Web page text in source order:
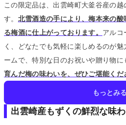
この限定品は、出雲崎町大釜谷産の
す。 北雪酒造の手により、梅本来の
る梅酒に仕上がっております。 アルコ
く、どなたでも気軽に楽しめるのが魅
ームで、特別な日のお祝いや贈り物に
育んだ梅の味わいを、ぜひご堪能くだ
もっとみる
出雲崎産もずくの鮮烈な味